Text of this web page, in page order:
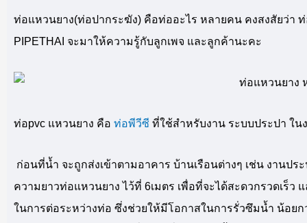
ท่อแหวนยาง(ท่อปากระฆัง) คือท่ออะไร หลายคน คงสงสัยว่า
PIPETHAI จะมาให้ความรู้กับลูกเพจ และลูกค้านะคะ
ท่อpvc แหวนยาง คือ ท่อพีวีซี ที่ใช้สำหรับงาน ระบบประปา ใ
ก่อนที่น้ำ จะถูกส่งเข้าตามอาคาร บ้านเรือนต่างๆ เช่น งานป
ความยาวท่อแหวนยาง ไว้ที่ 6เมตร เพื่อที่จะได้สะดวกรวดเร็
ในการต่อระหว่างท่อ ซึ่งช่วยให้มีโอกาสในการรั่วซึมน้ำ น้อย